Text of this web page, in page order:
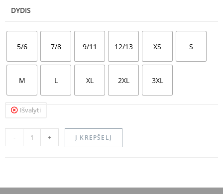
DYDIS
5/6 7/8 9/11 12/13 XS S
M L XL 2XL 3XL
Išvalyti
- + Į KREPŠELĮ